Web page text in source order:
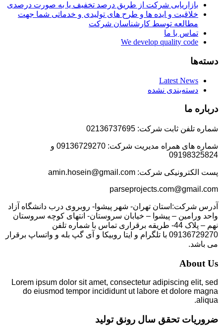
بازاریابی شرکت از طریق درصد تخفیف یا به صورت درصدی
خلاقیت و ایده ها و طرح های تولیدی و خدماتی شما جهت
مطالعه توسط کارشناسان شرکت
تماس با ما
We develop quality code
دسته‌ها
Latest News
دسته‌بندی نشده
درباره ما
شماره تلفن ثابت شرکت: 02136737695
شماره های همراه مدیریت شرکت: 09136729270 و
09198325824
پست الکترونیکی شرکت: amin.hosein@gmail.com
parseprojects.com@gmail.com
آدرس شرکت:استان تهران- شهر پیشوا- روبروی درب دانشگاه آزاد
واحد ورامین – پیشوا – خیابان سروستان- انتهای کوچه سروستان
نهم – پلاک 44- طریقه برقراری تماس با شماره تلفن
09136729270 با تلگرام و ایتا روبیکا و آی گپ بله و واتساپ برقرار
می باشد.
About Us
Lorem ipsum dolor sit amet, consectetur adipiscing elit, sed
do eiusmod tempor incididunt ut labore et dolore magna
aliqua.
ضروریات تحقق سال رونق تولید